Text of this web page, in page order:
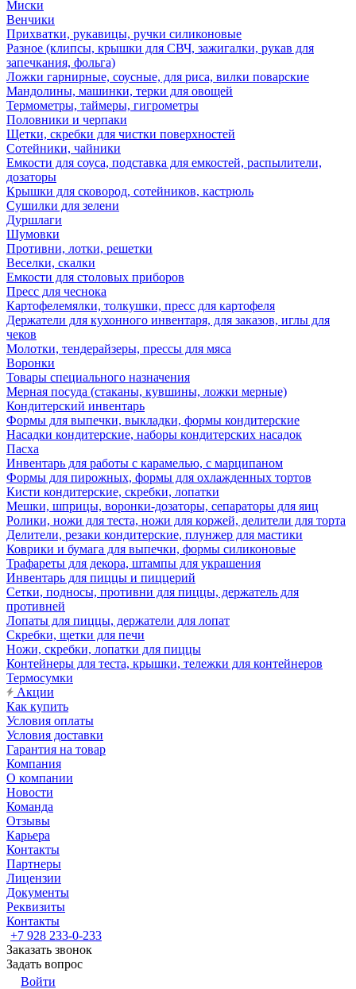
Миски
Венчики
Прихватки, рукавицы, ручки силиконовые
Разное (клипсы, крышки для СВЧ, зажигалки, рукав для
запечкания, фольга)
Ложки гарнирные, соусные, для риса, вилки поварские
Мандолины, машинки, терки для овощей
Термометры, таймеры, гигрометры
Половники и черпаки
Щетки, скребки для чистки поверхностей
Сотейники, чайники
Емкости для соуса, подставка для емкостей, распылители,
дозаторы
Крышки для сковород, сотейников, кастрюль
Сушилки для зелени
Дуршлаги
Шумовки
Противни, лотки, решетки
Веселки, скалки
Емкости для столовых приборов
Пресс для чеснока
Картофелемялки, толкушки, пресс для картофеля
Держатели для кухонного инвентаря, для заказов, иглы для
чеков
Молотки, тендерайзеры, прессы для мяса
Воронки
Товары специального назначения
Мерная посуда (стаканы, кувшины, ложки мерные)
Кондитерский инвентарь
Формы для выпечки, выкладки, формы кондитерские
Насадки кондитерские, наборы кондитерских насадок
Пасха
Инвентарь для работы с карамелью, с марципаном
Формы для пирожных, формы для охлажденных тортов
Кисти кондитерские, скребки, лопатки
Мешки, шприцы, воронки-дозаторы, сепараторы для яиц
Ролики, ножи для теста, ножи для коржей, делители для торта
Делители, резаки кондитерские, плунжер для мастики
Коврики и бумага для выпечки, формы силиконовые
Трафареты для декора, штампы для украшения
Инвентарь для пиццы и пиццерий
Сетки, подносы, противни для пиццы, держатель для
противней
Лопаты для пиццы, держатели для лопат
Скребки, щетки для печи
Ножи, скребки, лопатки для пиццы
Контейнеры для теста, крышки, тележки для контейнеров
Термосумки
Акции
Как купить
Условия оплаты
Условия доставки
Гарантия на товар
Компания
О компании
Новости
Команда
Отзывы
Карьера
Контакты
Партнеры
Лицензии
Документы
Реквизиты
Контакты
+7 928 233-0-233
Заказать звонок
Задать вопрос
Войти